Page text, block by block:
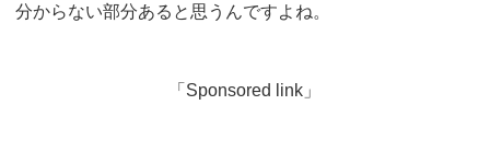
分からない部分あると思うんですよね。
「Sponsored link」